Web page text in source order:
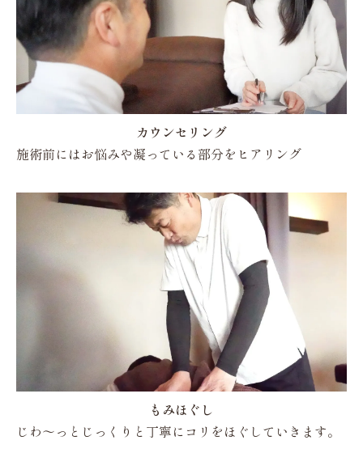
カウンセリング
施術前にはお悩みや凝っている部分をヒアリング
もみほぐし
じわ～っとじっくりと丁寧にコリをほぐしていきます。